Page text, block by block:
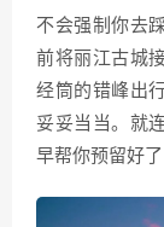
不会强制你去
前将丽江古城
经筒的错峰出
妥妥当当。就
早帮你预留好